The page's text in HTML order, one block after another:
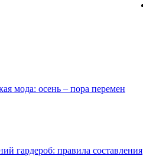
мода: осень – пора перемен
гардероб: правила составления